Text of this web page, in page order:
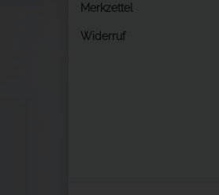
Merkzettel
Widerruf